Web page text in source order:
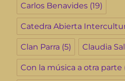
Carlos Benavides (19)
Catedra Abierta
Clan Parra (5) Claudia
Con la música a otra parte